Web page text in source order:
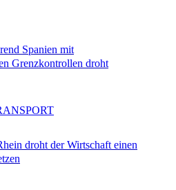
Spanien mit
Grenzkontrollen droht
droht der Wirtschaft einen